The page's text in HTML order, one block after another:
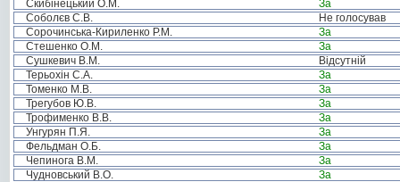
Скибінецький О.М.
За
Соболєв С.В.
Не голосував
Сорочинська-Кириленко Р.М.
За
Стешенко О.М.
За
Сушкевич В.М.
Відсутній
Терьохін С.А.
За
Томенко М.В.
За
Трегубов Ю.В.
За
Трофименко В.В.
За
Унгурян П.Я.
За
Фельдман О.Б.
За
Чепинога В.М.
За
Чудновський В.О.
За